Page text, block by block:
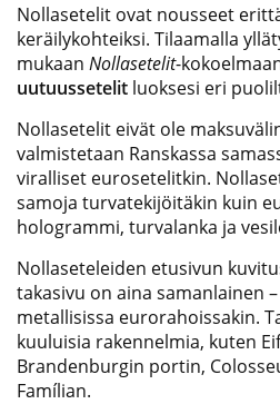
Nollasetelit ovat nousseet
keräilykohteiksi. Tilaamalla
mukaan Nollasetelit-
uutuussetelit luoksesi eri
Nollasetelit eivät ole
valmistetaan Ranskassa
viralliset eurosetelitkin.
samoja turvatekijöitäkin kuin
hologrammi, turvalanka ja
Nollaseteleiden etusivun
takasivu on aina samanlainen
metallisissa eurorahoissakin.
kuuluisia rakennelmia, kuten
Brandenburgin portin,
Famílian.